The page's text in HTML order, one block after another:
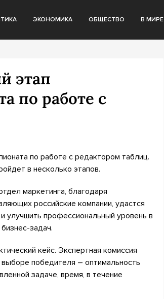
ЭКОНОМИКА ОБЩЕСТВО В МИРЕ
этап
по работе с
по работе с редактором таблиц.
в несколько этапов.
маркетинга, благодаря
российские компании, удастся
улучшить профессиональный уровень в
задач.
кейс. Экспертная комиссия
победителя – оптимальность
задаче, время, в течение